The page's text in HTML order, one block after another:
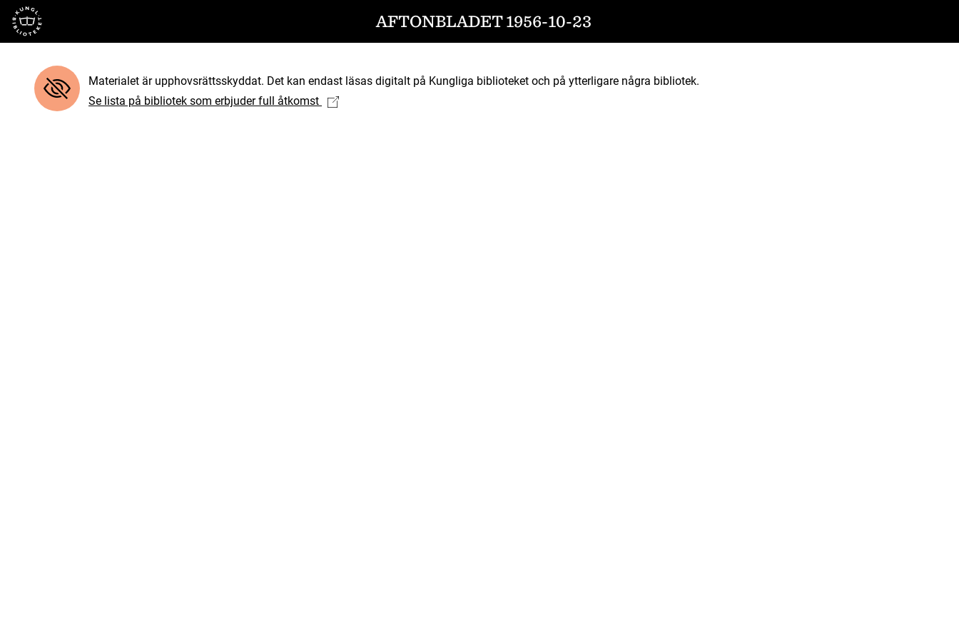
Till startsidan AFTONBLADET 1956-10-23
Materialet är upphovsrättsskyddat. Det kan endast läsas digitalt på Kungliga biblioteket och på ytterligare några bibliotek.
Se lista på bibliotek som erbjuder full åtkomst